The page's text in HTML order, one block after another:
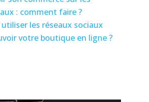
: comment faire ?
les réseaux sociaux
votre boutique en ligne ?